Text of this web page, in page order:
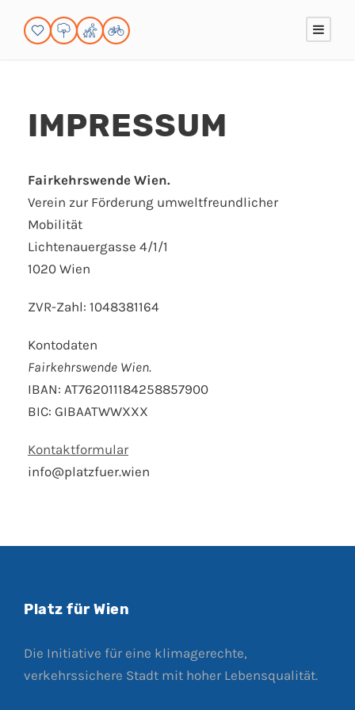
IMPRESSUM
Fairkehrswende Wien.
Verein zur Förderung umweltfreundlicher
Mobilität
Lichtenauergasse 4/1/1
1020 Wien
ZVR-Zahl: 1048381164
Kontodaten
Fairkehrswende Wien.
IBAN: AT762011184258857900
BIC: GIBAATWWXXX
Kontaktformular
info@platzfuer.wien
Platz für Wien
Die Initiative für eine klimagerechte,
verkehrssichere Stadt mit hoher Lebensqualität.